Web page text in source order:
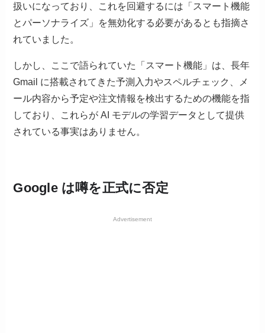
扱いになっており、これを回避するには「スマート機能
とパーソナライズ」を無効化する必要があるとも指摘さ
れていました。
しかし、ここで語られていた「スマート機能」は、長年
Gmail に搭載されてきた予測入力やスペルチェック、メ
ール内容から予定や注文情報を検出するための機能を指
しており、これらが AI モデルの学習データとして提供
されている事実はありません。
Google は噂を正式に否定
Advertisement